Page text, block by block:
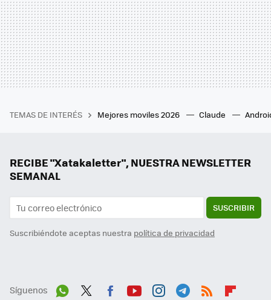
TEMAS DE INTERÉS Mejores moviles 2026 Claude
RECIBE "Xatakaletter", NUESTRA NEWSLETTER
SEMANAL
SUSCRIBIR
Suscribiéndote aceptas nuestra política de privacidad
Síguenos